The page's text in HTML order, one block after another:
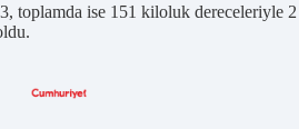
toplamda ise 151 kiloluk dereceleriyle 2